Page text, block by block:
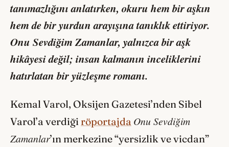
tanımazlığını anlatırken, okuru hem bir aşkın
hem de bir yurdun arayışına tanıklık ettiriyor.
Onu Sevdiğim Zamanlar, yalnızca bir aşk
hikâyesi değil; insan kalmanın inceliklerini
hatırlatan bir yüzleşme romanı.
Kemal Varol, Oksijen Gazetesi’nden Sibel
Varol’a verdiği röportajda Onu Sevdiğim
Zamanlar’ın merkezine “yersizlik ve vicdan”